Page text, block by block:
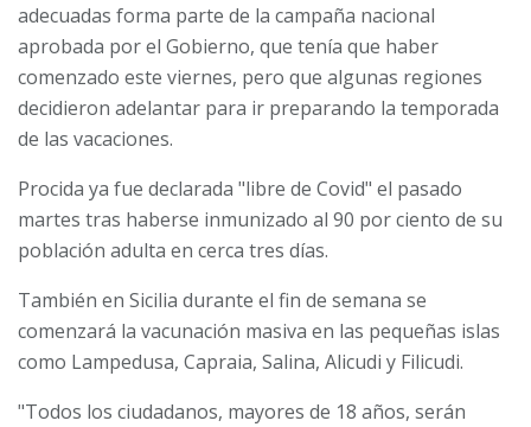
adecuadas forma parte de la campaña nacional
aprobada por el Gobierno, que tenía que haber
comenzado este viernes, pero que algunas regiones
decidieron adelantar para ir preparando la temporada
de las vacaciones.
Procida ya fue declarada "libre de Covid" el pasado
martes tras haberse inmunizado al 90 por ciento de su
población adulta en cerca tres días.
También en Sicilia durante el fin de semana se
comenzará la vacunación masiva en las pequeñas islas
como Lampedusa, Capraia, Salina, Alicudi y Filicudi.
"Todos los ciudadanos, mayores de 18 años, serán